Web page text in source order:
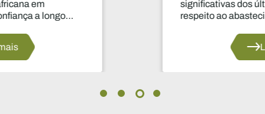
significativas dos últimos anos no que diz
respeito ao abastecimento do setor.